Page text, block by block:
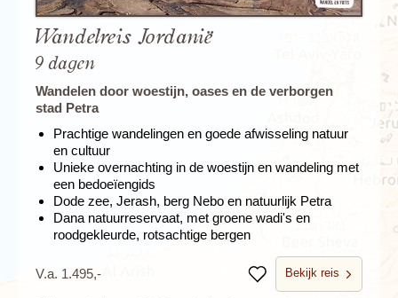
Wandelreis Jordanië
9 dagen
Wandelen door woestijn, oases en de verborgen
stad Petra
Prachtige wandelingen en goede afwisseling natuur
en cultuur
Unieke overnachting in de woestijn en wandeling met
een bedoeïengids
Dode zee, Jerash, berg Nebo en natuurlijk Petra
Dana natuurreservaat, met groene wadi's en
roodgekleurde, rotsachtige bergen
V.a. 1.495,- BewarenBekijk reis